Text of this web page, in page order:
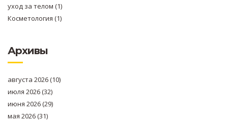
уход за телом (1)
Косметология (1)
Архивы
августа 2026(10)
июля 2026(32)
июня 2026(29)
мая 2026(31)